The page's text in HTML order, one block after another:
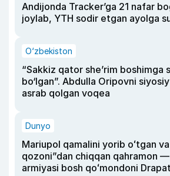
Andijonda Tracker’ga 21 nafar
joylab, YTH sodir etgan ayolga
O‘zbekiston
“Sakkiz qator she’rim boshimga
bo‘lgan”. Abdulla Oripovni
asrab qolgan voqea
Dunyo
Mariupol qamalini yorib oʻtgan
qozoni”dan chiqqan qahramon
armiyasi bosh qoʻmondoni